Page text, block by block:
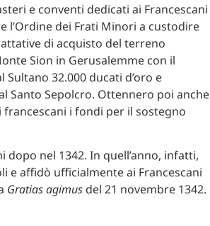
e conventi dedicati ai Francescani
l’Ordine dei Frati Minori a custodire
di acquisto del terreno
Sion in Gerusalemme con il
32.000 ducati d’oro e
Santo Sepolcro. Ottennero poi anche
i fondi per il sostegno
dopo nel 1342. In quell’anno, infatti,
e affidò ufficialmente ai Francescani
Gratias agimusdel 21 novembre 1342.